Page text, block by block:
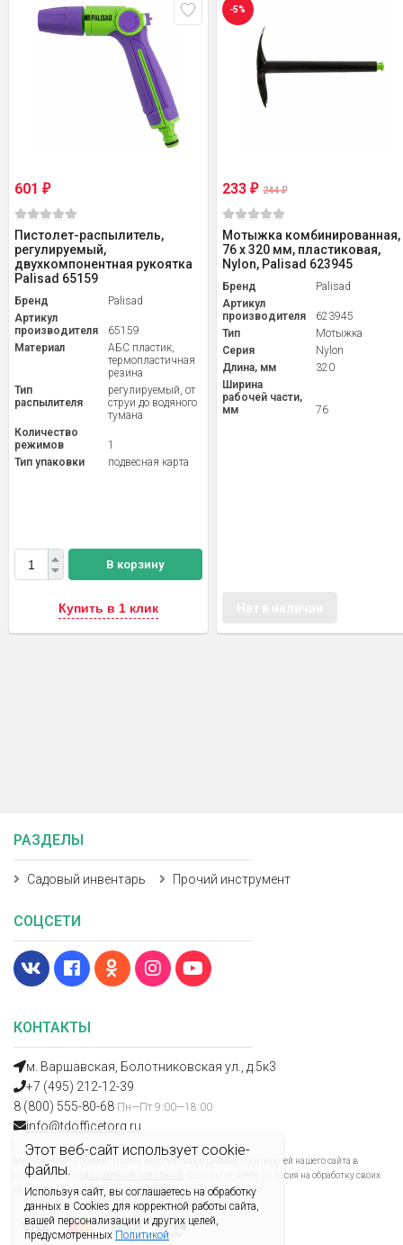
Этот веб-сайт использует cookie-
файлы.
Используя сайт, вы соглашаетесь на обработку
данных в Cookies для корректной работы сайта,
вашей персонализации и других целей,
предусмотренных Политикой
601 ₽
Пистолет-распылитель,
регулируемый,
двухкомпонентная рукоятка
Palisad 65159
Бренд
Palisad
Артикул
производителя
65159
Материал
АБС пластик,
термопластичная
резина
Тип
распылителя
регулируемый, от
струи до водяного
тумана
Количество
режимов
1
Тип упаковки
подвесная карта
В корзину
Купить в 1 клик
-5%
233 ₽ 244₽
Мотыжка комбинированная,
76 х 320 мм, пластиковая,
Nylon, Palisad 623945
Бренд
Palisad
Артикул
производителя
623945
Тип
Мотыжка
Серия
Nylon
Длина, мм
320
Ширина
рабочей части,
мм
76
КОНТАКТЫ
м. Варшавская, Болотниковская ул., д.5к3
+7 (495) 212-12-39
8 (800) 555-80-68 Пн—Пт 9:00—18:00
info@tdofficetorg.ru
Мы получаем и обрабатываем персональные данные посетителей нашего сайта в
соответствии с
. Если вы не даете согласия на обработку своих
персональных данных, вам необходимо покинуть наш сайт.
РАЗДЕЛЫ
Садовый инвентарь Прочий инструмент
СОЦСЕТИ